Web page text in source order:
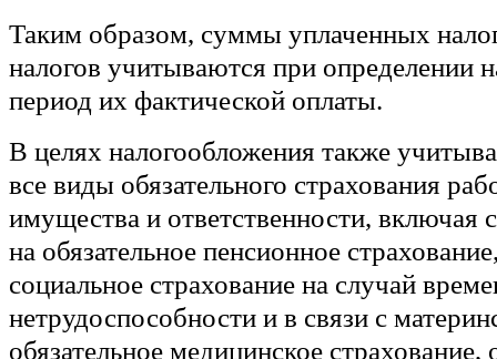
Таким образом, суммы уплаченных
налогов учитываются при определении
период их фактической оплаты.
В целях налогообложения также
все виды обязательного страхования
имущества и ответственности, включая
на обязательное пенсионное
социальное страхование на случай
нетрудоспособности и в связи с
обязательное медицинское страхование,